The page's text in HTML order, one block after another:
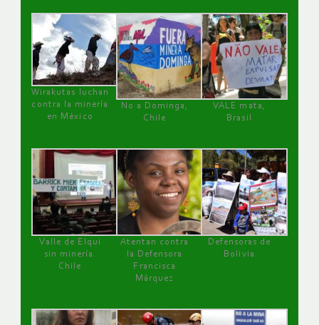
Wirakutas luchan
contra la minería
en México
No a Dominga,
Chile
VALE mata,
Brasil
Valle de Elqui
sin minería.
Chile
Atentan contra
la Defensora
Francisca
Márquez
Defensoras de
Bolivia